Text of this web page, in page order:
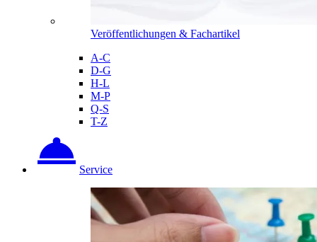
Veröffentlichungen & Fachartikel
A-C
D-G
H-L
M-P
Q-S
T-Z
Service